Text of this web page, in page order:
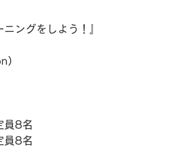
ングをしよう！』
）
8名
8名